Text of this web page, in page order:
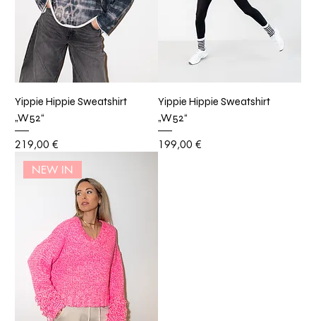
Yippie Hippie Sweatshirt
„W52“
Preis
219,00 €
Yippie Hippie Sweatshirt
„W52“
Preis
199,00 €
NEW IN